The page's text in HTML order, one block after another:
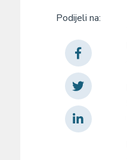
Podijeli na: